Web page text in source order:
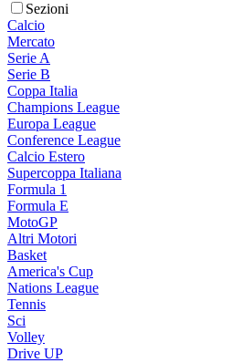
Sezioni
Calcio
Mercato
Serie A
Serie B
Coppa Italia
Champions League
Europa League
Conference League
Calcio Estero
Supercoppa Italiana
Formula 1
Formula E
MotoGP
Altri Motori
Basket
America's Cup
Nations League
Tennis
Sci
Volley
Drive UP